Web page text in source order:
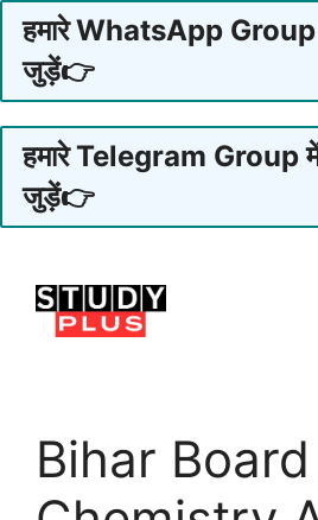
हमारे WhatsApp
जुड़ें👉
हमारे Telegram Group
जुड़ें👉
content
Bihar